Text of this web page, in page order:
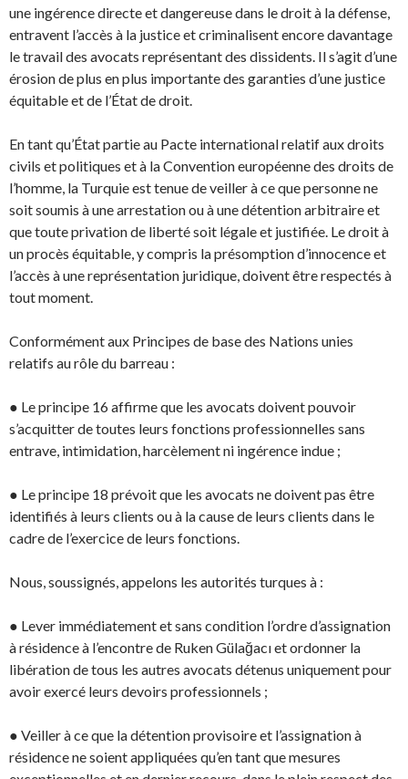
une ingérence directe et dangereuse dans le droit à la défense,
entravent l’accès à la justice et criminalisent encore davantage
le travail des avocats représentant des dissidents. Il s’agit d’une
érosion de plus en plus importante des garanties d’une justice
équitable et de l’État de droit.
En tant qu’État partie au Pacte international relatif aux droits
civils et politiques et à la Convention européenne des droits de
l’homme, la Turquie est tenue de veiller à ce que personne ne
soit soumis à une arrestation ou à une détention arbitraire et
que toute privation de liberté soit légale et justifiée. Le droit à
un procès équitable, y compris la présomption d’innocence et
l’accès à une représentation juridique, doivent être respectés à
tout moment.
Conformément aux Principes de base des Nations unies
relatifs au rôle du barreau :
● Le principe 16 affirme que les avocats doivent pouvoir
s’acquitter de toutes leurs fonctions professionnelles sans
entrave, intimidation, harcèlement ni ingérence indue ;
● Le principe 18 prévoit que les avocats ne doivent pas être
identifiés à leurs clients ou à la cause de leurs clients dans le
cadre de l’exercice de leurs fonctions.
Nous, soussignés, appelons les autorités turques à :
● Lever immédiatement et sans condition l’ordre d’assignation
à résidence à l’encontre de Ruken Gülağacı et ordonner la
libération de tous les autres avocats détenus uniquement pour
avoir exercé leurs devoirs professionnels ;
● Veiller à ce que la détention provisoire et l’assignation à
résidence ne soient appliquées qu’en tant que mesures